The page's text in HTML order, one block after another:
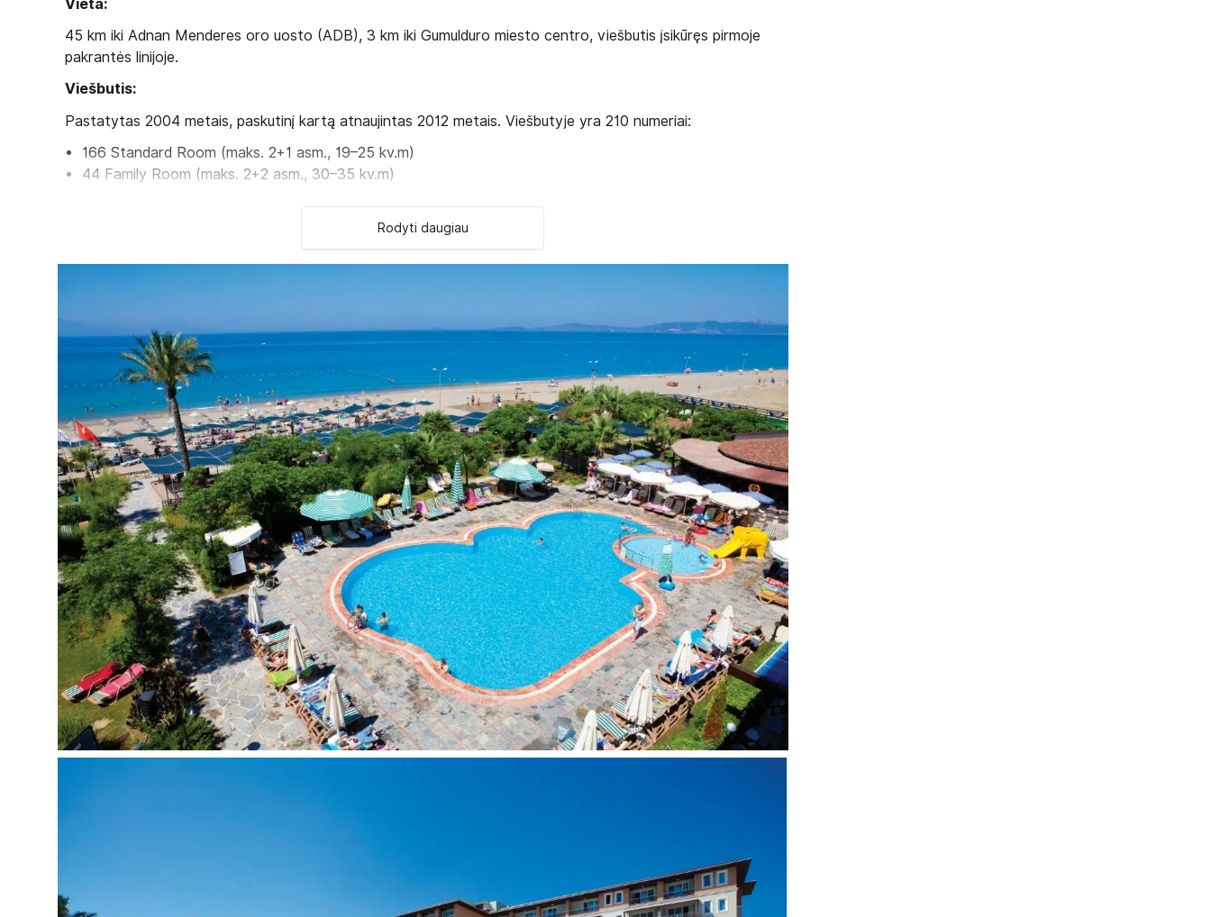
Vieta:
45 km iki Adnan Menderes oro uosto (ADB), 3 km iki Gumulduro miesto centro, viešbutis įsikūręs pirmoje
pakrantės linijoje.
Viešbutis:
Pastatytas 2004 metais, paskutinį kartą atnaujintas 2012 metais. Viešbutyje yra 210 numeriai:
166 Standard Room (maks. 2+1 asm., 19–25 kv.m)
44 Family Room (maks. 2+2 asm., 30–35 kv.m)
Vonia arba dušas
Seifas (už papildomą mokestį)
Telefonas
Televizorius
Viešbučio teritorijoje:
3 restoranai
3 barai
2 atviri baseinai
Prie baseino: skėčiai, gultai, rankšluosčiai (nemokamai)
12 vandens kalnelių suaugusiems
4 vandens kalneliai vaikams
2 konferencijų salės
Kirpykla
Parduotuvės
Valiutos keitykla
Amfiteatras
Gydytojas
Drabužių skalbimo bei valymo paslauga
Internetas: Wifi visoje viešbučio teritorijoje
Automobilių stovėjimo aikštelė (nemokamai)
Rodyti daugiau